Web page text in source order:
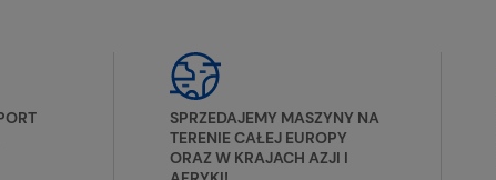
SPRZEDAJEMY MASZYNY NA
TERENIE CAŁEJ EUROPY
ORAZ W KRAJACH AZJI I